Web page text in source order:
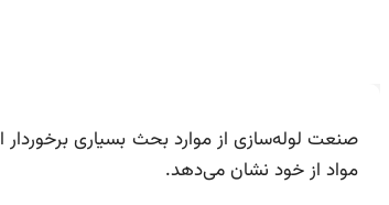
مواد از خود نشان می‌دهد.